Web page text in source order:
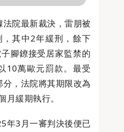
院最新裁決，雷朋被
其中2年緩刑，餘下
腳鐐接受居家監禁的
10萬歐元罰款。最受
，法院將其期限改為
緩期執行。
年3月一審判決後便已